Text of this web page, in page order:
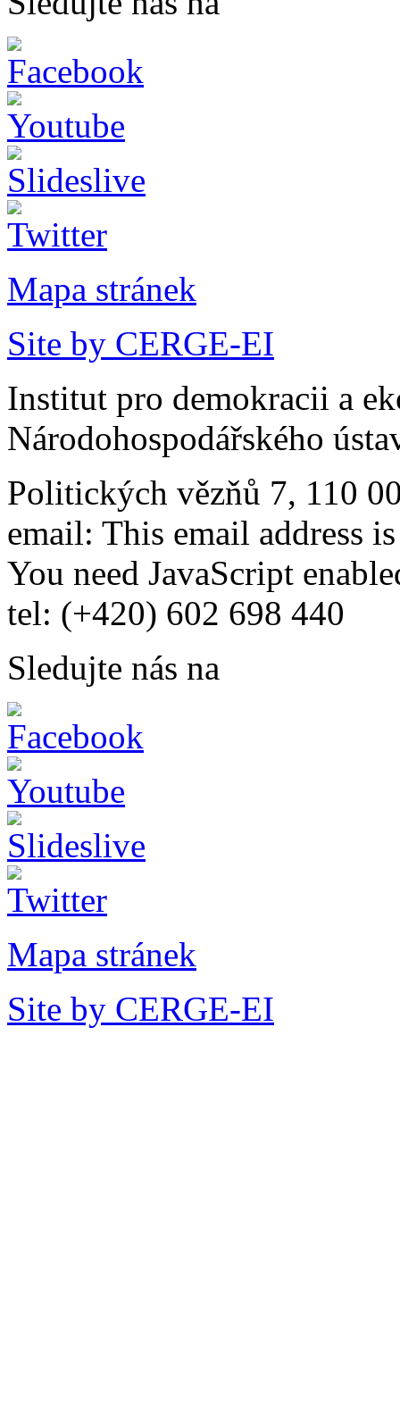
Mapa stránek
Site by CERGE-EI
Institut pro demokracii a
Národohospodářského
Politických vězňů 7, 110
email: This email address
You need JavaScript
tel: (+420) 602 698 440
Sledujte nás na
Mapa stránek
Site by CERGE-EI